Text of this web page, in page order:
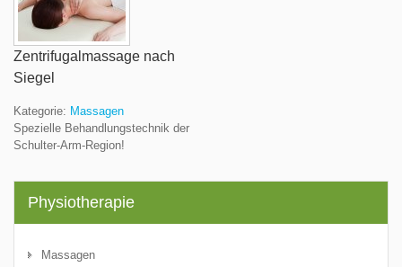
Zentrifugalmassage nach
Siegel
Kategorie: Massagen
Spezielle Behandlungstechnik der
Schulter-Arm-Region!
Physiotherapie
Massagen